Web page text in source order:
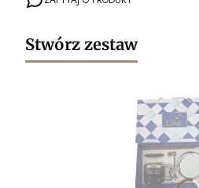
Stwórz zestaw